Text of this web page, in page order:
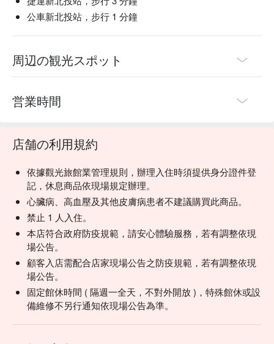
公車新北投站，步行 1 分鐘
周辺の観光スポット
営業時間
店舗の利用規約
依據觀光旅館業管理規則，辦理入住時須提供身分證件登
記，休息商品依現場規定辦理。
心臟病、高血壓及其他皮膚病患者不建議購買此商品。
禁止 1 人入住。
本店符合政府防疫規範，請安心體驗服務，若有調整依現
場公告。
顧客入店需配合店家現場公告之防疫規範，若有調整依現
場公告。
固定館休時間 ( 隔週一全天，不對外開放 )，特殊館休或設
備維修不另行通知依現場公告為準。